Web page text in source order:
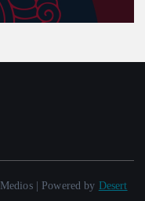
| Powered by Desert